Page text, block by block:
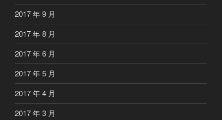
2017 年 9 月
2017 年 8 月
2017 年 6 月
2017 年 5 月
2017 年 4 月
2017 年 3 月